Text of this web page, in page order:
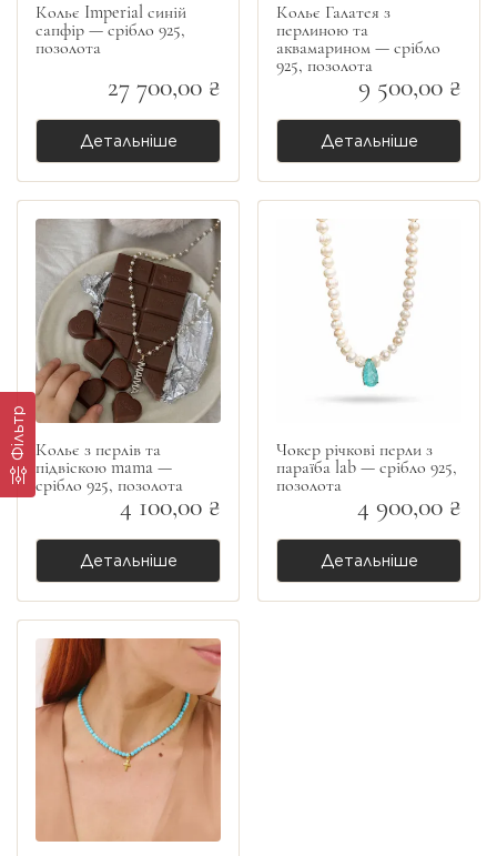
Фільтр
Кольє Imperial синій
сапфір — срібло 925,
позолота
27 700,00 ₴
Детальніше
Кольє Галатея з
перлиною та
аквамарином — срібло
925, позолота
9 500,00 ₴
Детальніше
Кольє з перлів та
підвіскою mama —
срібло 925, позолота
4 100,00 ₴
Детальніше
Чокер річкові перли з
параїба lab — срібло 925,
позолота
4 900,00 ₴
Детальніше